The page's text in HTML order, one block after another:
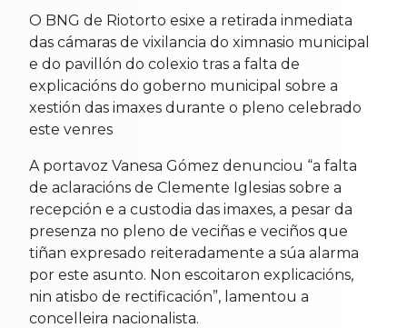
O BNG de Riotorto esixe a retirada inmediata
das cámaras de vixilancia do ximnasio municipal
e do pavillón do colexio tras a falta de
explicacións do goberno municipal sobre a
xestión das imaxes durante o pleno celebrado
este venres
A portavoz Vanesa Gómez denunciou “a falta
de aclaracións de Clemente Iglesias sobre a
recepción e a custodia das imaxes, a pesar da
presenza no pleno de veciñas e veciños que
tiñan expresado reiteradamente a súa alarma
por este asunto. Non escoitaron explicacións,
nin atisbo de rectificación”, lamentou a
concelleira nacionalista.